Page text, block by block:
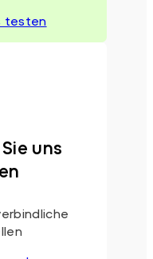
testen
uns